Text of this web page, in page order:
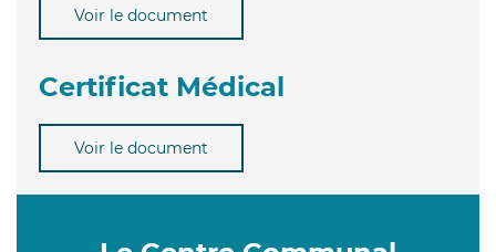
Voir le document
Certificat Médical
Voir le document